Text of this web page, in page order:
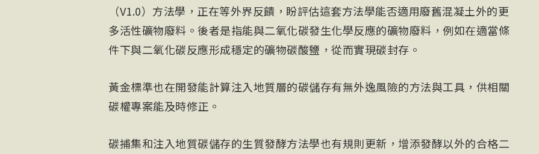
（V1.0）方法學，正在等外界反饋，盼評估這套方法學能否適用廢舊混凝土外的更
多活性礦物廢料。後者是指能與二氧化碳發生化學反應的礦物廢料，例如在適當條
件下與二氧化碳反應形成穩定的礦物碳酸鹽，從而實現碳封存。
黃金標準也在開發能計算注入地質層的碳儲存有無外逸風險的方法與工具，供相關
碳權專案能及時修正。
碳捕集和注入地質碳儲存的生質發酵方法學也有規則更新，增添發酵以外的合格二